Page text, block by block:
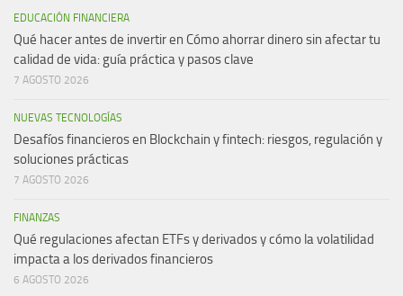
EDUCACIÓN FINANCIERA
Qué hacer antes de invertir en Cómo ahorrar dinero sin afectar tu
calidad de vida: guía práctica y pasos clave
7 AGOSTO 2026
NUEVAS TECNOLOGÍAS
Desafíos financieros en Blockchain y fintech: riesgos, regulación y
soluciones prácticas
7 AGOSTO 2026
FINANZAS
Qué regulaciones afectan ETFs y derivados y cómo la volatilidad
impacta a los derivados financieros
6 AGOSTO 2026